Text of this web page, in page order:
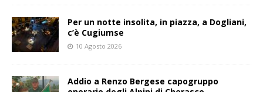
Per un notte insolita, in piazza, a Dogliani,
c’è Cugiumse
10 Agosto 2026
Addio a Renzo Bergese capogruppo